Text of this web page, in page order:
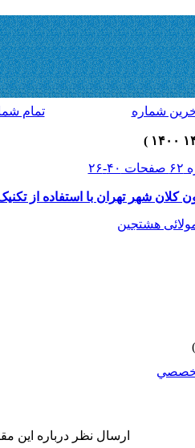
شماره تمام
کلان شهر تهران با استفاده از
هشتجین
ارسال نظر درباره این